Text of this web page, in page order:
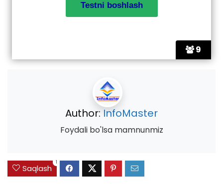
9
Author: InfoMaster
Foydali bo'lsa mamnunmiz
Saqlash
1